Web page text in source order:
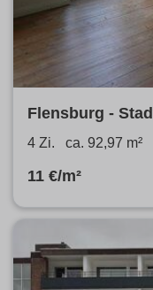
Flensburg -
4-Zimmer-
4 Zi. ca. 92,97 m²
11 €/m²